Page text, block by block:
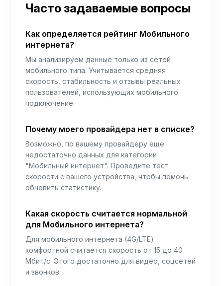
Часто задаваемые вопросы
Как определяется рейтинг Мобильного
интернета?
Мы анализируем данные только из сетей
мобильного типа. Учитывается средняя
скорость, стабильность и отзывы реальных
пользователей, использующих мобильного
подключение.
Почему моего провайдера нет в списке?
Возможно, по вашему провайдеру еще
недостаточно данных для категории
"Мобильный интернет". Проведите тест
скорости с вашего устройства, чтобы помочь
обновить статистику.
Какая скорость считается нормальной
для Мобильного интернета?
Для мобильного интернета (4G/LTE)
комфортной считается скорость от 15 до 40
Мбит/с. Этого достаточно для видео, соцсетей
и звонков.